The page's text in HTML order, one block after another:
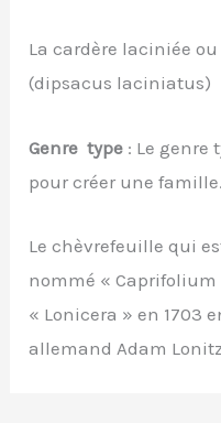
La cardère laciniée
(dipsacus laciniatus)
Genre type : Le genre
pour créer une famille.
Le chèvrefeuille qui
nommé «
« Lonicera » en 1703
allemand Adam